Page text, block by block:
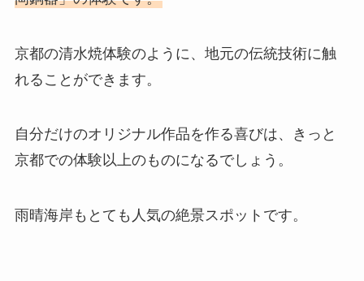
京都の清水焼体験のように、地元の伝統技術に触
れることができます。
自分だけのオリジナル作品を作る喜びは、きっと
京都での体験以上のものになるでしょう。
雨晴海岸もとても人気の絶景スポットです。